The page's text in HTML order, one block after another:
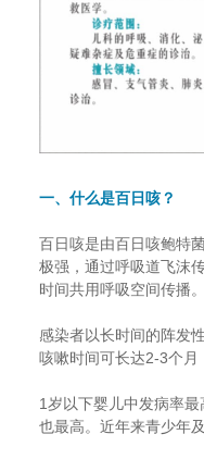
一、什么是百日咳？
百日咳是由百日咳鲍特
极强，通过呼吸道飞沫
时间共用呼吸空间传播。
感染者以长时间的阵发
咳嗽时间可长达2-3个月
1岁以下婴儿中发病率
也最高。近年来青少年